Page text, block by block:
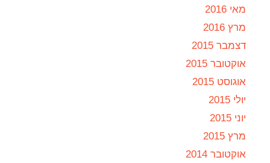
מאי 2016
מרץ 2016
דצמבר 2015
אוקטובר 2015
אוגוסט 2015
יולי 2015
יוני 2015
מרץ 2015
אוקטובר 2014